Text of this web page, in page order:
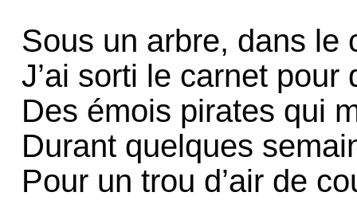
Sous un arbre, dans le
J’ai sorti le carnet pour
Des émois pirates qui
Durant quelques
Pour un trou d’air de